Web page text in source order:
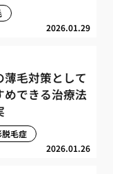
2026.01.29
薄毛対策として
めできる治療法
2026.01.26
脱毛症